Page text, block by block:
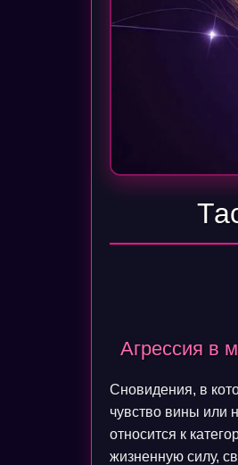
Агрессия в
Сновидения, в
чувство вины или
относится к
жизненную силу,